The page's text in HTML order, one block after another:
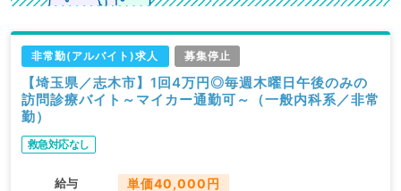
非常勤(アルバイト)求人 募集停止
【埼玉県／志木市】1回4万円◎毎週木曜日午後のみの
訪問診療バイト～マイカー通勤可～（一般内科系／非常
勤）
救急対応なし
給与 単価40,000円